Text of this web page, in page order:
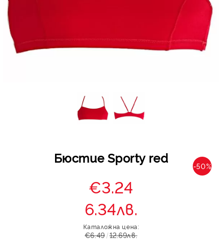
Бюстие Sporty red
-50%
€3.24
6.34лв.
Каталожна цена:
€6.49 12.69лв.